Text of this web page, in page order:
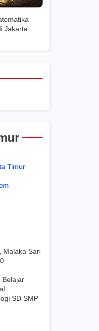
Jakarta
Malaka Sari
Belajar
SD SMP